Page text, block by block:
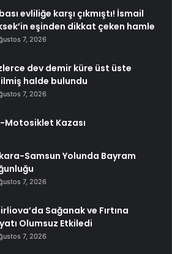
evliliğe karşı çıkmıştı! İsmail
eşinden dikkat çeken hamle
7, 2026
dev demir küre üst üste
halde bulundu
7, 2026
Kazası
Samsun Yolunda Bayram
7, 2026
Sağanak ve Fırtına
Olumsuz Etkiledi
7, 2026